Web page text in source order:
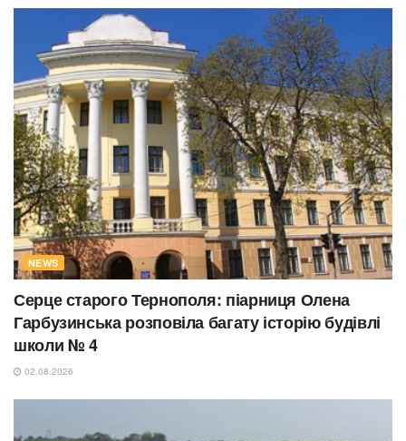
NEWS
Серце старого Тернополя: піарниця Олена
Гарбузинська розповіла багату історію будівлі
школи № 4
02.08.2026